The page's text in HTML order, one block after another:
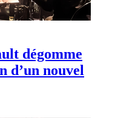
dégomme
d’un nouvel